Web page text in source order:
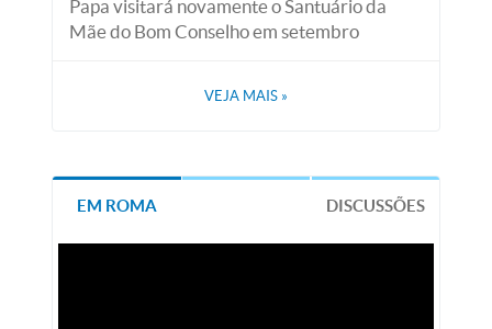
Papa visitará novamente o Santuário da
Mãe do Bom Conselho em setembro
VEJA MAIS »
EM ROMA DISCUSSÕES